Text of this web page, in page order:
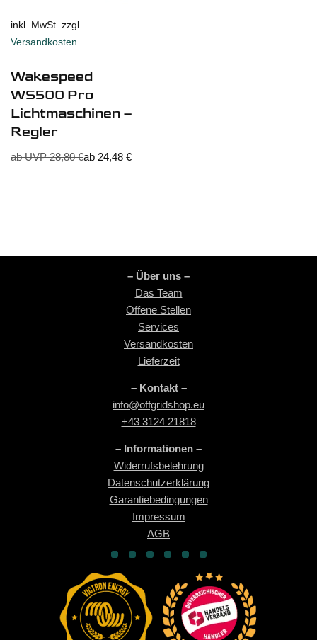
inkl. MwSt. zzgl.
Versandkosten
Wakespeed
WS500 Pro
Lichtmaschinen –
Regler
ab UVP28,80€ab 24,48 €
– Über uns –
Das Team
Offene Stellen
Services
Versandkosten
Lieferzeit
– Kontakt –
info@offgridshop.eu
+43 3124 21818
– Informationen –
Widerrufsbelehrung
Datenschutzerklärung
Garantiebedingungen
Impressum
AGB